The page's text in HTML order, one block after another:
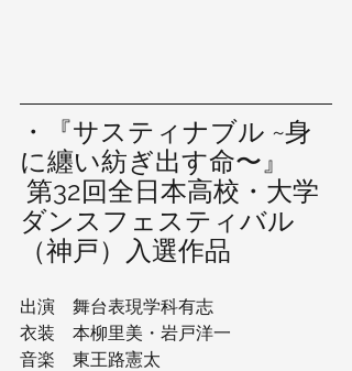
・『サスティナブル ~身
に纏い紡ぎ出す命〜』
ダンスフェスティバル
（神戸）入選作品
出演　舞台表現学科有志
衣装　本柳里美・岩戸洋一
音楽　東王路憲太